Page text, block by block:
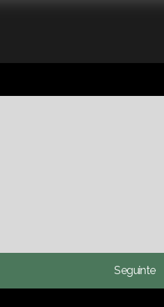
Seguinte